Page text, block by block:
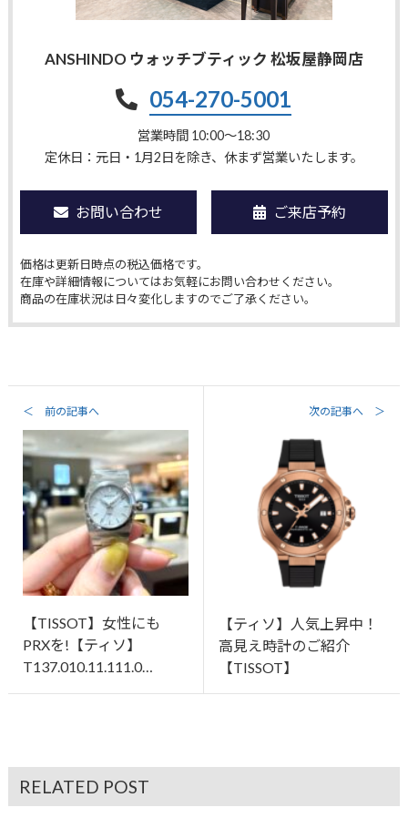
ANSHINDO ウォッチブティック 松坂屋静岡店
054-270-5001
営業時間 10:00〜18:30
定休日：元日・1月2日を除き、休まず営業いたします。
お問い合わせ ご来店予約
価格は更新日時点の税込価格です。
在庫や詳細情報についてはお気軽にお問い合わせください。
商品の在庫状況は日々変化しますのでご了承ください。
＜ 前の記事へ
【TISSOT】女性にも
PRXを!【ティソ】
T137.010.11.111.0…
次の記事へ ＞
【ティソ】人気上昇中！
高見え時計のご紹介
【TISSOT】
RELATED POST